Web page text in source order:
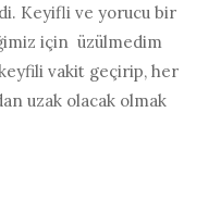
Keyifli ve yorucu bir
için üzülmedim
vakit geçirip, her
uzak olacak olmak